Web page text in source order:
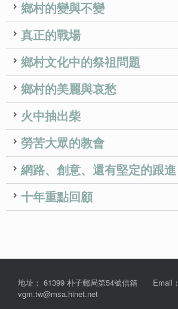
鄉村的變與不變
真正的戰場
鄉村文化中的祭祖問題
鄉村的美麗與哀愁
火中抽出柴
勞苦大眾的教會
網路、創意、還有堅定的跟進
十年重點回顧
地址： 61399 朴子郵局第54號信箱 Email：
vgm.tw@msa.hinet.net